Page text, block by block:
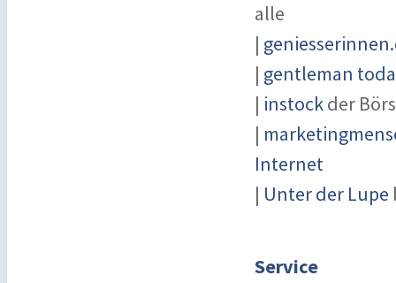
alle
|
| gentleman
| instockder
|
Internet
| Unter der Lupe
Service